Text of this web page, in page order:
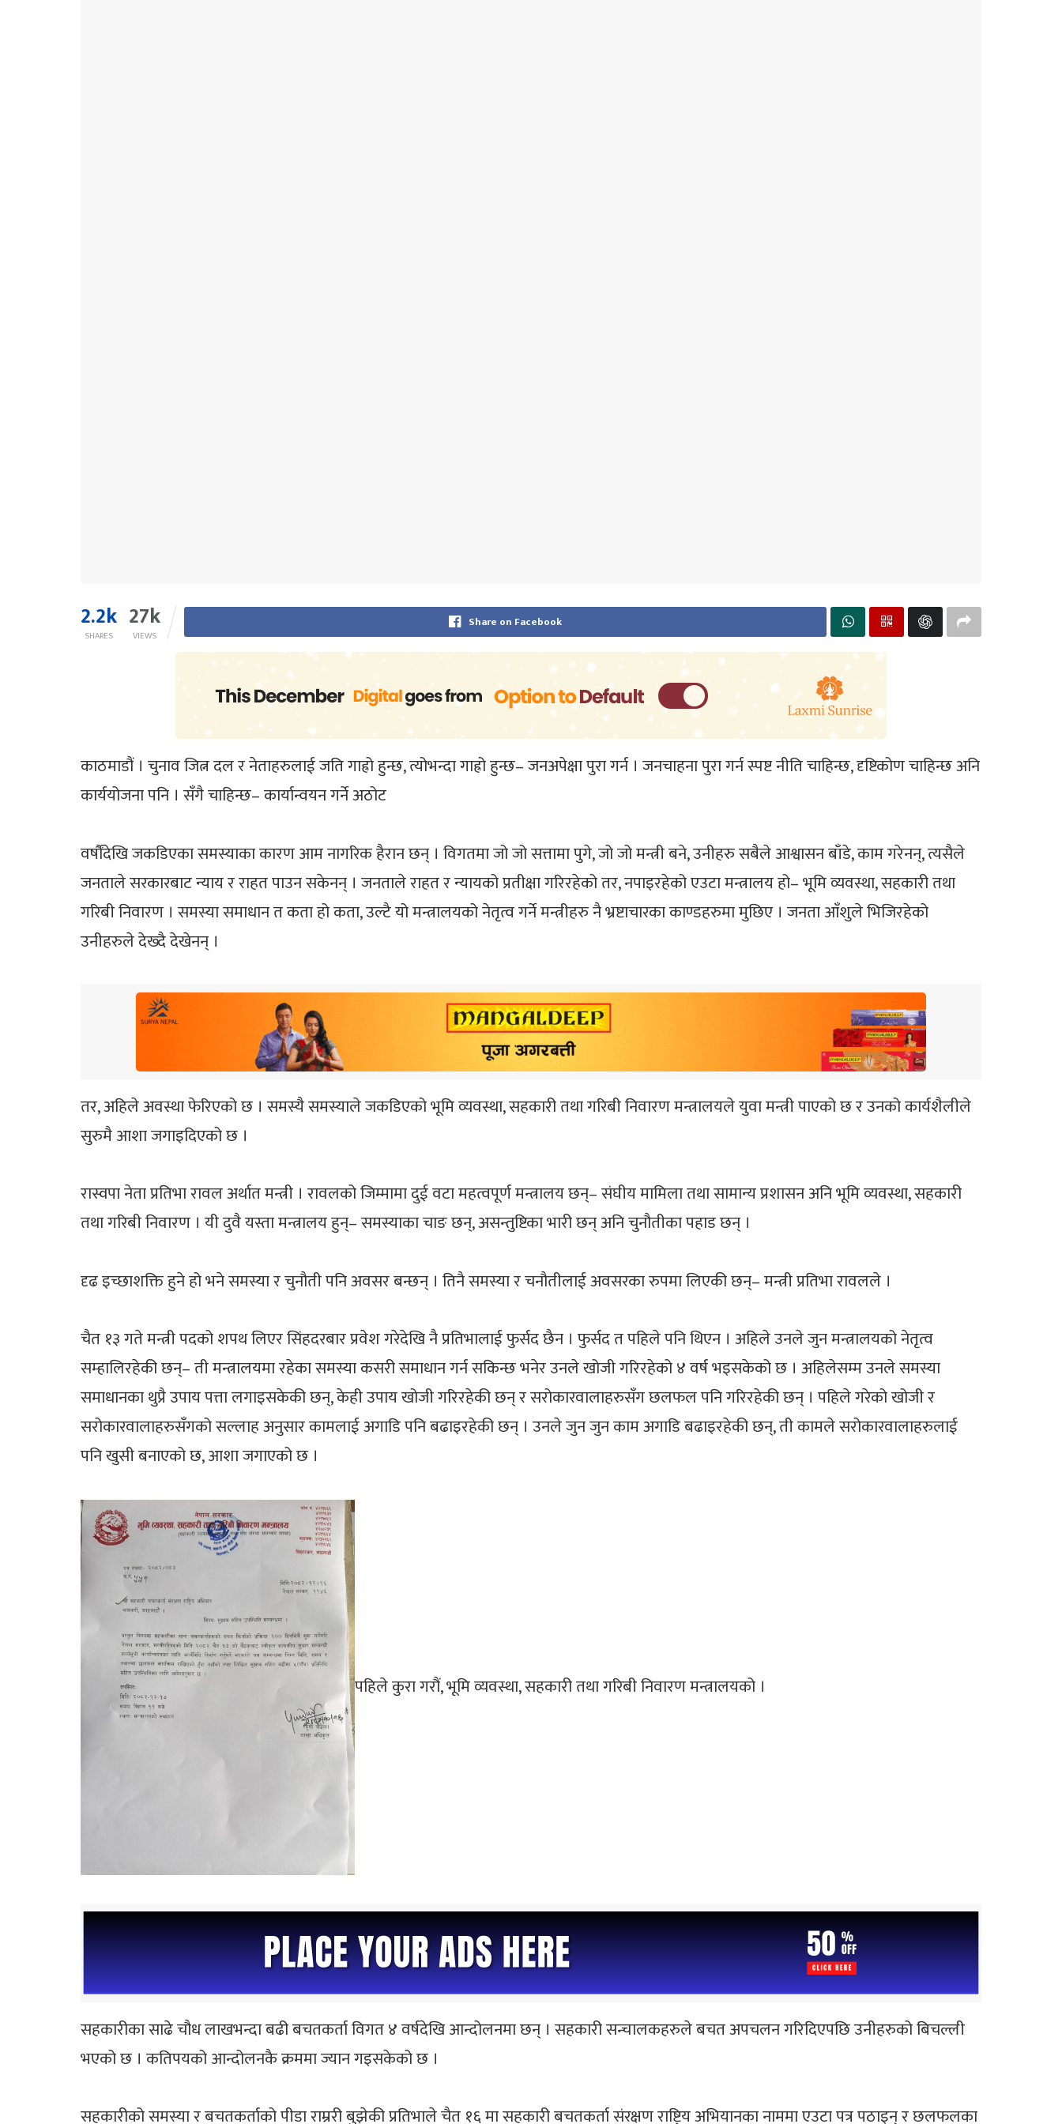
2.2k
SHARES
27k
VIEWS
Share on Facebook
काठमाडौं । चुनाव जित्न दल र नेताहरुलाई जति गाह्रो हुन्छ, त्योभन्दा गाह्रो हुन्छ– जनअपेक्षा पुरा गर्न । जनचाहना पुरा गर्न स्पष्ट नीति चाहिन्छ, दृष्टिकोण चाहिन्छ अनि
कार्ययोजना पनि । सँगै चाहिन्छ– कार्यान्वयन गर्ने अठोट
वर्षौंदेखि जकडिएका समस्याका कारण आम नागरिक हैरान छन् । विगतमा जो जो सत्तामा पुगे, जो जो मन्त्री बने, उनीहरु सबैले आश्वासन बाँडे, काम गरेनन्, त्यसैले
जनताले सरकारबाट न्याय र राहत पाउन सकेनन् । जनताले राहत र न्यायको प्रतीक्षा गरिरहेको तर, नपाइरहेको एउटा मन्त्रालय हो– भूमि व्यवस्था, सहकारी तथा
गरिबी निवारण । समस्या समाधान त कता हो कता, उल्टै यो मन्त्रालयको नेतृत्व गर्ने मन्त्रीहरु नै भ्रष्टाचारका काण्डहरुमा मुछिए । जनता आँशुले भिजिरहेको
उनीहरुले देख्दै देखेनन् ।
तर, अहिले अवस्था फेरिएको छ । समस्यै समस्याले जकडिएको भूमि व्यवस्था, सहकारी तथा गरिबी निवारण मन्त्रालयले युवा मन्त्री पाएको छ र उनको कार्यशैलीले
सुरुमै आशा जगाइदिएको छ ।
रास्वपा नेता प्रतिभा रावल अर्थात मन्त्री । रावलको जिम्मामा दुई वटा महत्वपूर्ण मन्त्रालय छन्– संघीय मामिला तथा सामान्य प्रशासन अनि भूमि व्यवस्था, सहकारी
तथा गरिबी निवारण । यी दुवै यस्ता मन्त्रालय हुन्– समस्याका चाङ छन्, असन्तुष्टिका भारी छन् अनि चुनौतीका पहाड छन् ।
दृढ इच्छाशक्ति हुने हो भने समस्या र चुनौती पनि अवसर बन्छन् । तिनै समस्या र चनौतीलाई अवसरका रुपमा लिएकी छन्– मन्त्री प्रतिभा रावलले ।
चैत १३ गते मन्त्री पदको शपथ लिएर सिंहदरबार प्रवेश गरेदेखि नै प्रतिभालाई फुर्सद छैन । फुर्सद त पहिले पनि थिएन । अहिले उनले जुन मन्त्रालयको नेतृत्व
सम्हालिरहेकी छन्– ती मन्त्रालयमा रहेका समस्या कसरी समाधान गर्न सकिन्छ भनेर उनले खोजी गरिरहेको ४ वर्ष भइसकेको छ । अहिलेसम्म उनले समस्या
समाधानका थुप्रै उपाय पत्ता लगाइसकेकी छन्, केही उपाय खोजी गरिरहेकी छन् र सरोकारवालाहरुसँग छलफल पनि गरिरहेकी छन् । पहिले गरेको खोजी र
सरोकारवालाहरुसँगको सल्लाह अनुसार कामलाई अगाडि पनि बढाइरहेकी छन् । उनले जुन जुन काम अगाडि बढाइरहेकी छन्, ती कामले सरोकारवालाहरुलाई
पनि खुसी बनाएको छ, आशा जगाएको छ ।
पहिले कुरा गरौं, भूमि व्यवस्था, सहकारी तथा गरिबी निवारण मन्त्रालयको ।
सहकारीका साढे चौध लाखभन्दा बढी बचतकर्ता विगत ४ वर्षदेखि आन्दोलनमा छन् । सहकारी सन्चालकहरुले बचत अपचलन गरिदिएपछि उनीहरुको बिचल्ली
भएको छ । कतिपयको आन्दोलनकै क्रममा ज्यान गइसकेको छ ।
सहकारीको समस्या र बचतकर्ताको पीडा राम्ररी बुझेकी प्रतिभाले चैत १६ मा सहकारी बचतकर्ता संरक्षण राष्ट्रिय अभियानका नाममा एउटा पत्र पठाइन् र छलफलका